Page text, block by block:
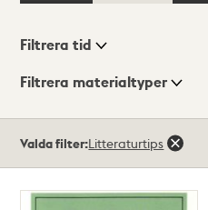
Visningsläge
Filtrera tid
Filtrera materialtyper
träffar
Valda filter:Litteraturtips